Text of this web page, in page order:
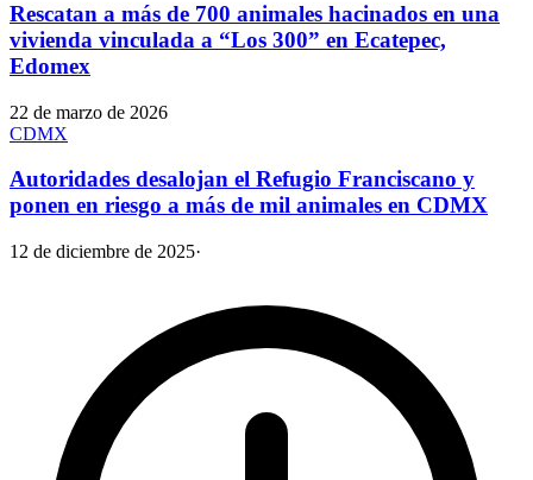
Rescatan a más de 700 animales hacinados en una
vivienda vinculada a “Los 300” en Ecatepec,
Edomex
22 de marzo de 2026
CDMX
Autoridades desalojan el Refugio Franciscano y
ponen en riesgo a más de mil animales​ en CDMX
12 de diciembre de 2025·